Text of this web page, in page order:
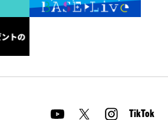
TikTok